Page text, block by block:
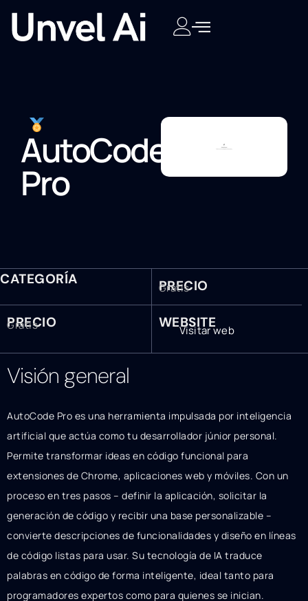
AutoCode
Pro
CATEGORÍA PRECIO
Gratis
PRECIO
Gratis WEBSITE
Visitar web
Visión general
AutoCode Pro es una herramienta impulsada por inteligencia
artificial que actúa como tu desarrollador júnior personal.
Permite transformar ideas en código funcional para
extensiones de Chrome, aplicaciones web y móviles. Con un
proceso en tres pasos – definir la aplicación, solicitar la
generación de código y recibir una base personalizable –
convierte descripciones de funcionalidades y diseño en líneas
de código listas para usar. Su tecnología de IA traduce
palabras en código de forma inteligente, ideal tanto para
programadores expertos como para quienes se inician.